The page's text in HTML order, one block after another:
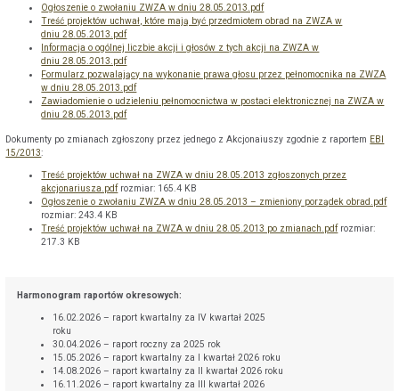
Ogłoszenie o zwołaniu ZWZA w dniu 28.05.2013.pdf
Treść projektów uchwał, które mają być przedmiotem obrad na ZWZA w
dniu 28.05.2013.pdf
Informacja o ogólnej liczbie akcji i głosów z tych akcji na ZWZA w
dniu 28.05.2013.pdf
Formularz pozwalający na wykonanie prawa głosu przez pełnomocnika na ZWZA
w dniu 28.05.2013.pdf
Zawiadomienie o udzieleniu pełnomocnictwa w postaci elektronicznej na ZWZA w
dniu 28.05.2013.pdf
Dokumenty po zmianach zgłoszony przez jednego z Akcjonaiuszy zgodnie z raportem EBI
15/2013:
Treść projektów uchwał na ZWZA w dniu 28.05.2013 zgłoszonych przez
akcjonariusza.pdfrozmiar: 165.4 KB
Ogłoszenie o zwołaniu ZWZA w dniu 28.05.2013 – zmieniony porządek obrad.pdf
rozmiar: 243.4 KB
Treść projektów uchwał na ZWZA w dniu 28.05.2013 po zmianach.pdfrozmiar:
217.3 KB
Harmonogram raportów okresowych:
16.02.2026 – raport kwartalny za IV kwartał 2025
roku
30.04.2026 – raport roczny za 2025 rok
15.05.2026 – raport kwartalny za I kwartał 2026 roku
14.08.2026 – raport kwartalny za II kwartał 2026 roku
16.11.2026 – raport kwartalny za III kwartał 2026